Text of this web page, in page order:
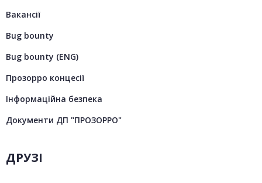
Вакансії
Bug bounty
Bug bounty (ENG)
Прозорро концесії
Інформаційна безпека
Документи ДП "ПРОЗОРРО"
ДРУЗІ